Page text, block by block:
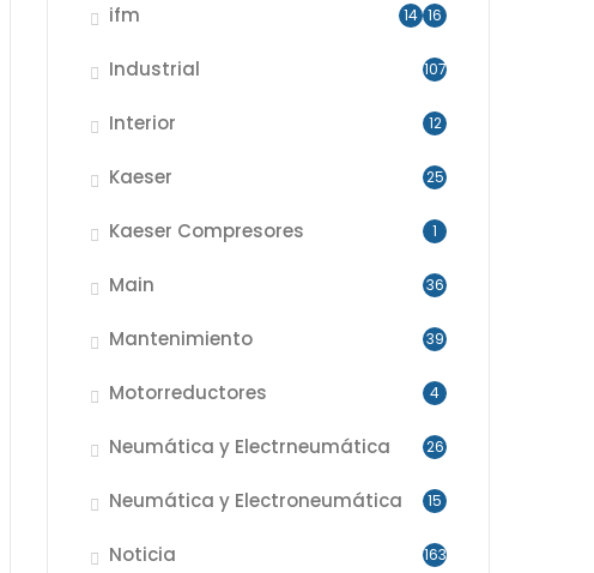
16
ifm 14
Industrial 107
Interior 12
Kaeser 25
Kaeser Compresores 1
Main 36
Mantenimiento 39
Motorreductores 4
Neumática y Electrneumática 26
Neumática y Electroneumática 15
Noticia 163